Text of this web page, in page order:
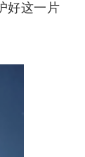
好这一片